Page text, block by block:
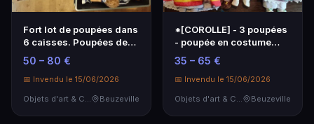
Fort lot de poupées dans
6 caisses. Poupées de
différentes é…
50 – 80 €
📅 Invendu le 15/06/2026
Objets d'art & Curiosités
Beuzeville
*[COROLLE] - 3 poupées
- poupée en costume
antillais
35 – 65 €
📅 Invendu le 15/06/2026
Objets d'art & Curiosités
Beuzeville